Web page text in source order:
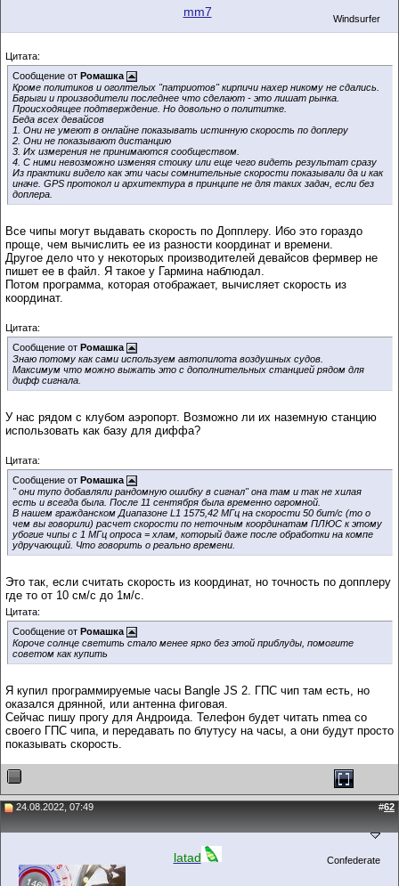
mm7 Windsurfer
Цитата:
Сообщение от Ромашка
Кроме политиков и оголтелых "патриотов" кирпичи нахер никому не сдались.
Бврыги и производители последнее что сделают - это лишат рынка.
Происходящее подтверждение. Но довольно о полититке.
Беда всех девайсов
1. Они не умеют в онлайне показывать истинную скорость по доплеру
2. Они не показывают дистанцию
3. Их измерения не принимаются сообществом.
4. С ними невозможно изменяя стоику или еще чего видеть результат сразу
Из практики видело как эти часы сомнительные скорости показывали да и как
иначе. GPS протокол и архитектура в принципе не для таких задач, если без
доплера.
Все чипы могут выдавать скорость по Допплеру. Ибо это гораздо
проще, чем вычислить ее из разности координат и времени.
Другое дело что у некоторых производителей девайсов фермвер не
пишет ее в файл. Я такое у Гармина наблюдал.
Потом программа, которая отображает, вычисляет скорость из
координат.
Цитата:
Сообщение от Ромашка
Знаю потому как сами используем автопилота воздушных судов.
Максимум что можно выжать это с дополнительных станцией рядом для
дифф сигнала.
У нас рядом с клубом аэропорт. Возможно ли их наземную станцию
использовать как базу для диффа?
Цитата:
Сообщение от Ромашка
" они тупо добавляли рандомную ошибку в сигнал" она там и так не хилая
есть и всегда была. После 11 сентября была временно огромной.
В нашем гражданском Диапазоне L1 1575,42 МГц на скорости 50 бит/с (то о
чем вы говорили) расчет скорости по неточным координатам ПЛЮС к этому
убогие чипы с 1 МГц опроса = хлам, который даже после обработки на компе
удручающий. Что говорить о реально времени.
Это так, если считать скорость из координат, но точность по допплеру
где то от 10 см/с до 1м/с.
Цитата:
Сообщение от Ромашка
Короче солнце светить стало менее ярко без этой приблуды, помогите
советом как купить
Я купил программируемые часы Bangle JS 2. ГПС чип там есть, но
оказался дрянной, или антенна фиговая.
Сейчас пишу прогу для Андроида. Телефон будет читать nmea со
своего ГПС чипа, и передавать по блутусу на часы, а они будут просто
показывать скорость.
24.08.2022, 07:49 #62
latad Confederate